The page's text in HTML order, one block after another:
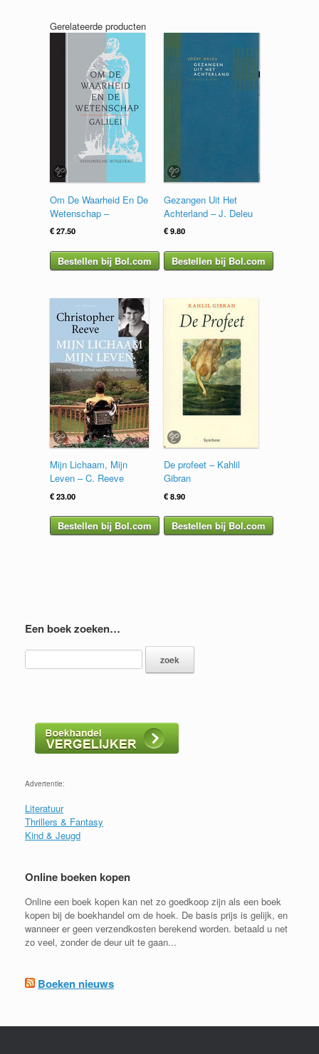
Gerelateerde producten
Om De Waarheid En De
Wetenschap –
€27.50
Bestellen bij Bol.com
Gezangen Uit Het
Achterland – J. Deleu
€9.80
Bestellen bij Bol.com
Mijn Lichaam, Mijn
Leven – C. Reeve
€23.00
Bestellen bij Bol.com
De profeet – Kahlil
Gibran
€8.90
Bestellen bij Bol.com
Een boek zoeken…
Advertentie:
Literatuur
Thrillers & Fantasy
Kind & Jeugd
Online boeken kopen
Online een boek kopen kan net zo goedkoop zijn als een boek
kopen bij de boekhandel om de hoek. De basis prijs is gelijk, en
wanneer er geen verzendkosten berekend worden. betaald u net
zo veel, zonder de deur uit te gaan...
Boeken nieuws